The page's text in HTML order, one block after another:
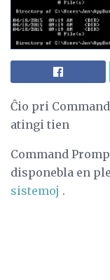
Ĉio pri
atingi tien
Command
disponebla en
sistemoj .